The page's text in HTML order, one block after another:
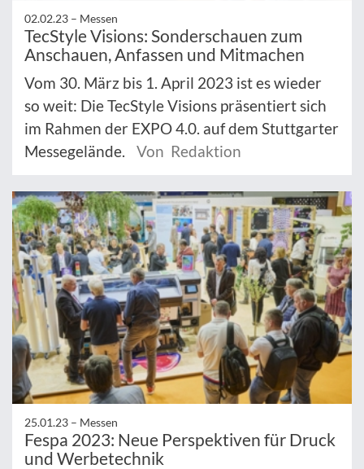
02.02.23 – Messen
TecStyle Visions: Sonderschauen zum
Anschauen, Anfassen und Mitmachen
Vom 30. März bis 1. April 2023 ist es wieder
so weit: Die TecStyle Visions präsentiert sich
im Rahmen der EXPO 4.0. auf dem Stuttgarter
Messegelände.
Von Redaktion
25.01.23 – Messen
Fespa 2023: Neue Perspektiven für Druck
und Werbetechnik